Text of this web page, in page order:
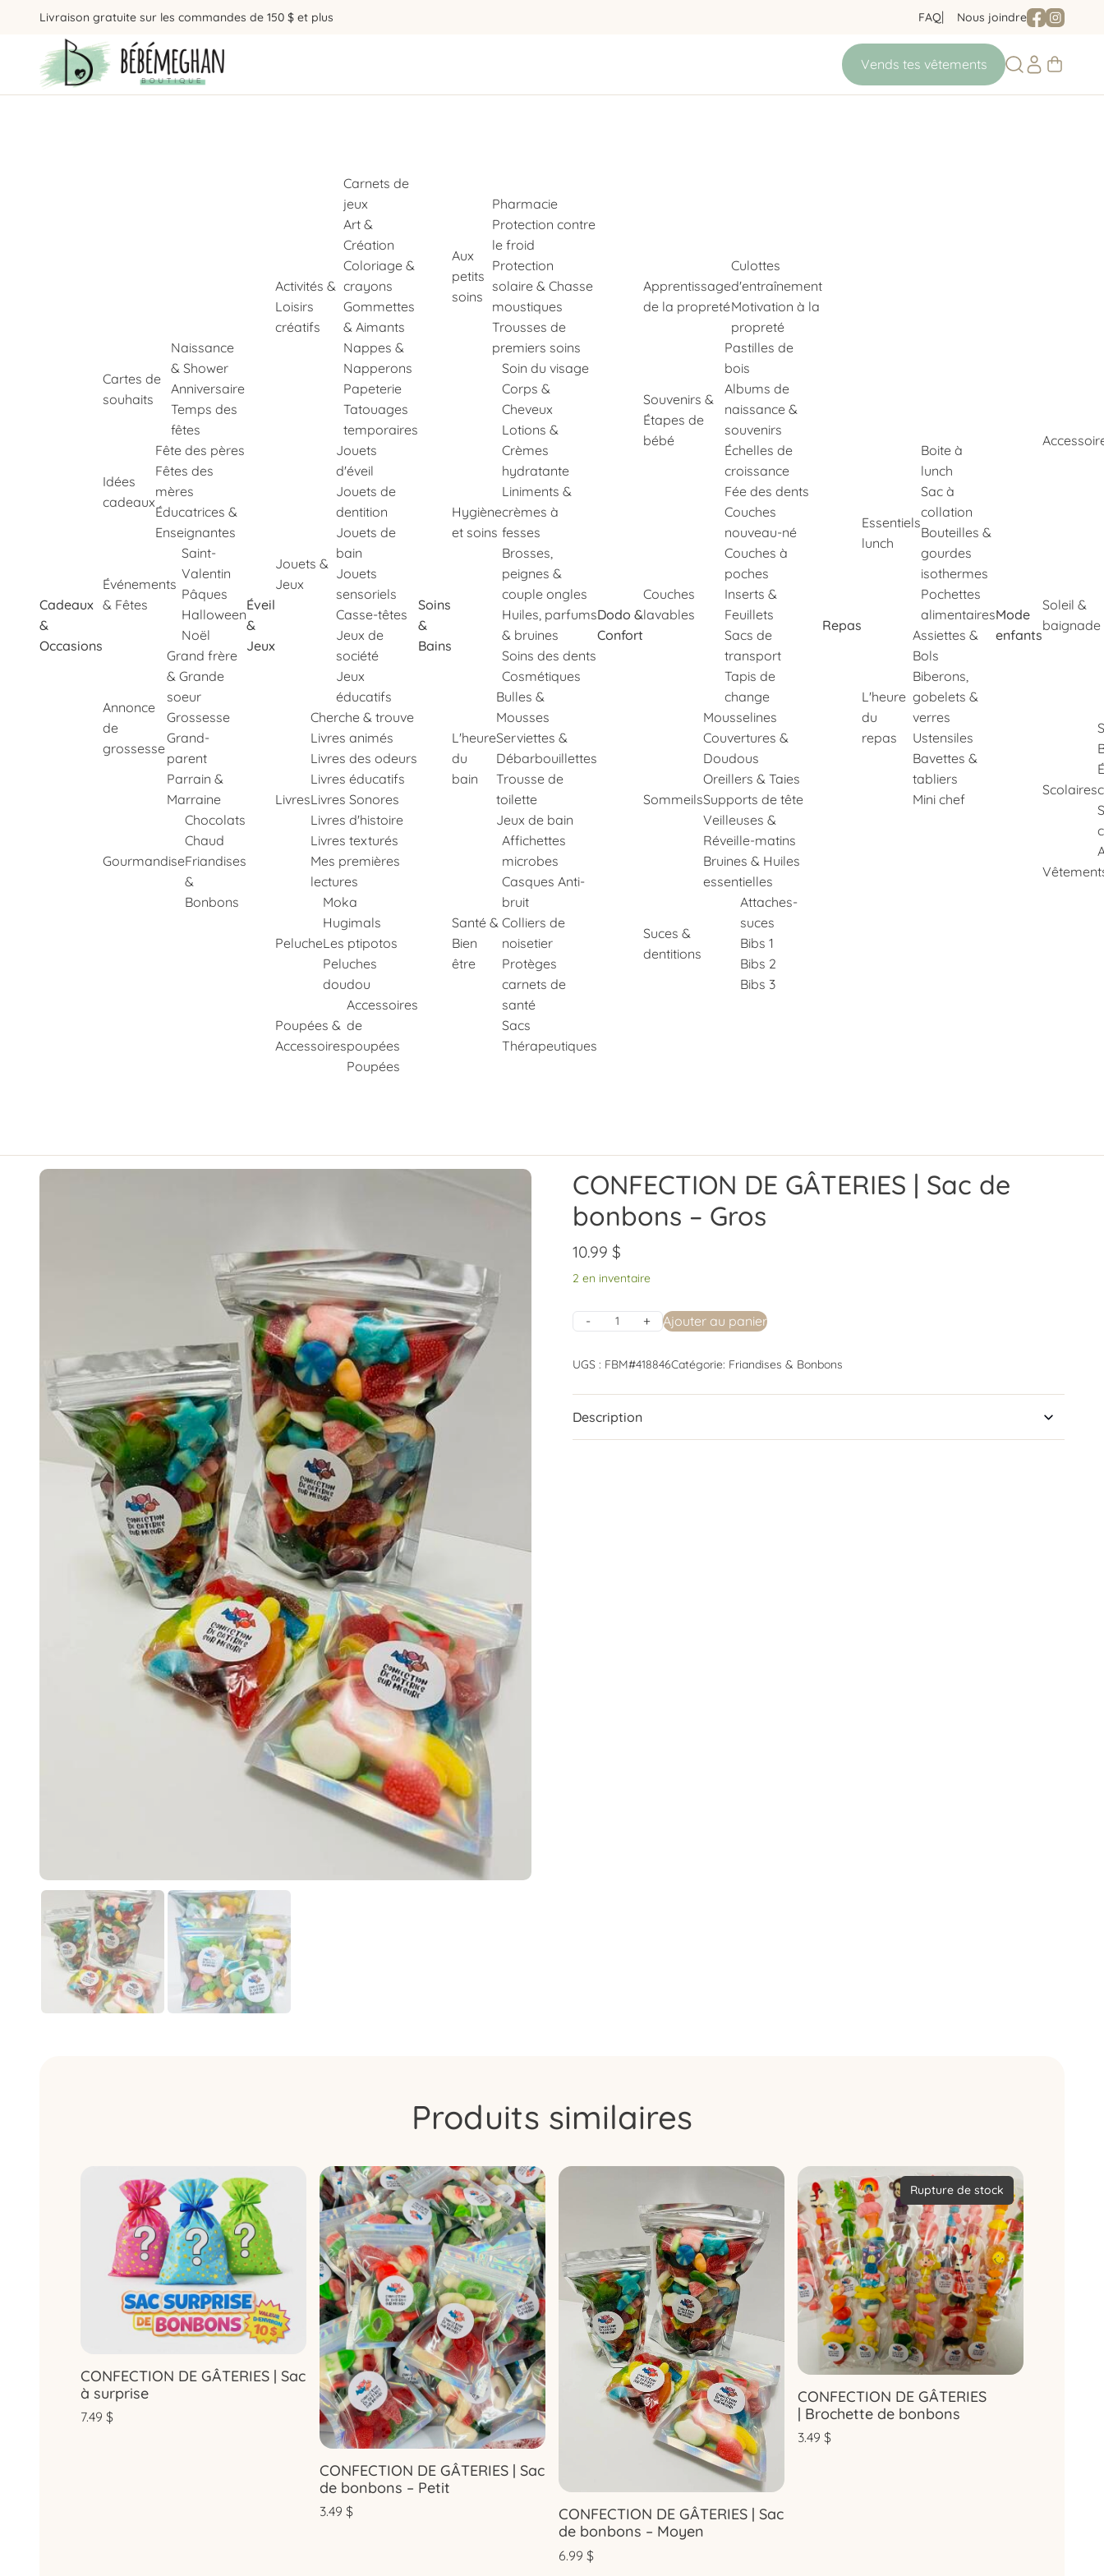
Livraison gratuite sur les commandes de 150 $ et plus FAQ Nous joindre
Cadeaux
&
Occasions
Cartes de
souhaits
Naissance
& Shower
Anniversaire
Temps des
fêtes
Idées
cadeaux
Fête des pères
Fêtes des
mères
Éducatrices &
Enseignantes
Événements
& Fêtes
Saint-
Valentin
Pâques
Halloween
Noël
Annonce
de
grossesse
Grand frère
& Grande
soeur
Grossesse
Grand-
parent
Parrain &
Marraine
Gourmandise
Chocolats
Chaud
Friandises
&
Bonbons
Éveil
&
Jeux
Activités &
Loisirs
créatifs
Carnets de
jeux
Art &
Création
Coloriage &
crayons
Gommettes
& Aimants
Nappes &
Napperons
Papeterie
Tatouages
temporaires
Jouets &
Jeux
Jouets
d'éveil
Jouets de
dentition
Jouets de
bain
Jouets
sensoriels
Casse-têtes
Jeux de
société
Jeux
éducatifs
Livres
Cherche & trouve
Livres animés
Livres des odeurs
Livres éducatifs
Livres Sonores
Livres d'histoire
Livres texturés
Mes premières
lectures
Peluche
Moka
Hugimals
Les ptipotos
Peluches
doudou
Poupées &
Accessoires
Accessoires
de
poupées
Poupées
Soins
&
Bains
Aux
petits
soins
Pharmacie
Protection contre
le froid
Protection
solaire & Chasse
moustiques
Trousses de
premiers soins
Hygiène
et soins
Soin du visage
Corps &
Cheveux
Lotions &
Crèmes
hydratante
Liniments &
crèmes à
fesses
Brosses,
peignes &
couple ongles
Huiles, parfums
& bruines
Soins des dents
Cosmétiques
L'heure
du
bain
Bulles &
Mousses
Serviettes &
Débarbouillettes
Trousse de
toilette
Jeux de bain
Santé &
Bien
être
Affichettes
microbes
Casques Anti-
bruit
Colliers de
noisetier
Protèges
carnets de
santé
Sacs
Thérapeutiques
Dodo &
Confort
Apprentissage
de la propreté
Culottes
d'entraînement
Motivation à la
propreté
Souvenirs &
Étapes de
bébé
Pastilles de
bois
Albums de
naissance &
souvenirs
Échelles de
croissance
Fée des dents
Couches
lavables
Couches
nouveau-né
Couches à
poches
Inserts &
Feuillets
Sacs de
transport
Tapis de
change
Sommeils
Mousselines
Couvertures &
Doudous
Oreillers & Taies
Supports de tête
Veilleuses &
Réveille-matins
Bruines & Huiles
essentielles
Suces &
dentitions
Attaches-
suces
Bibs 1
Bibs 2
Bibs 3
Repas
Essentiels
lunch
Boite à
lunch
Sac à
collation
Bouteilles &
gourdes
isothermes
Pochettes
alimentaires
L'heure
du
repas
Assiettes &
Bols
Biberons,
gobelets &
verres
Ustensiles
Bavettes &
tabliers
Mini chef
Mode
enfants
Soleil &
baignade
Scolaires
CONFECTION DE GÂTERIES | Sac de
bonbons – Gros
10.99 $
2 en inventaire
Ajouter au panier
UGS : FBM#418846Catégorie: Friandises & Bonbons
Description
Produits similaires
CONFECTION DE GÂTERIES | Sac
à surprise
7.49 $
CONFECTION DE GÂTERIES | Sac
de bonbons – Petit
3.49 $
CONFECTION DE GÂTERIES | Sac
de bonbons – Moyen
6.99 $
Rupture de stock
CONFECTION DE GÂTERIES
| Brochette de bonbons
3.49 $